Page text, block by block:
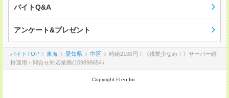
バイトQ&A
アンケート&プレゼント
バイトTOP 東海 愛知県 中区
時給2100円！《残業少なめ！》サーバー維
持運用＋問合せ対応業務(109898654）
Copyright © en Inc.